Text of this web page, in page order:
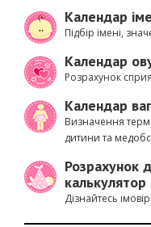
Календар
Підбір імені,
Календар
Розрахунок
Календар
Визначення
дитини та
Розрахунок
калькулятор
Дізнайтесь